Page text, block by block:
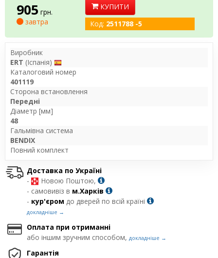
905 грн.
завтра
КУПИТИ
Код: 2511788 -5
Виробник
ERT (Іспанія)
Каталоговий номер
401119
Сторона встановлення
Передні
Діаметр [мм]
48
Гальмівна система
BENDIX
Повний комплект
Доставка по Україні
-
Новою Поштою,
- самовивіз в м.Харків
- кур'єром до дверей по всій країні
докладніше →
Оплата при отриманні
або іншим зручним способом, докладніше →
Гарантія